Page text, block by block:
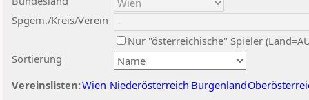
Sortierung
Spgem./Kreis/Verein
Nur "österreichische" Spieler
Vereinslisten:Wien Niederösterreich Burgenland